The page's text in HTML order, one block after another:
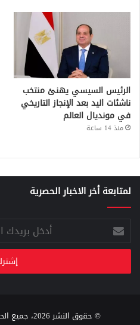
الرئيس السيسي يهنئ منتخب
ناشئات اليد بعد الإنجاز التاريخي
في مونديال العالم
منذ 14 ساعة
لمتابعة أخر الاخبار الحصرية
أدخل
بريدك
الإلكتروني
© حقوق النشر 2026، جميع الحقوق محفوظة |